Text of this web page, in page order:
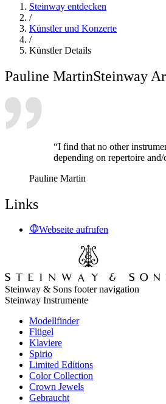
Steinway entdecken
/
Künstler und Konzerte
/
Künstler Details
Pauline MartinSteinway
“I find that no other
depending on repertoire
Pauline Martin
Links
Webseite aufrufen
Steinway & Sons footer navigation
Steinway Instrumente
Modellfinder
Flügel
Klaviere
Spirio
Limited Editions
Color Collection
Crown Jewels
Gebraucht